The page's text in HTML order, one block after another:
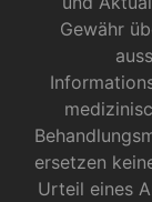
Gewähr
ersetzen
Urteil eines